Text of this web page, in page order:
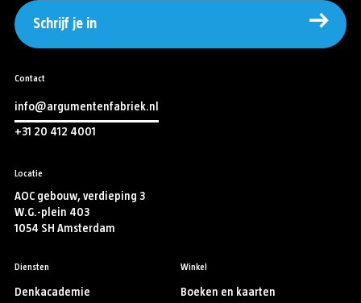
Schrijf je in
Contact
info@argumentenfabriek.nl
+31 20 412 4001
Locatie
AOC gebouw, verdieping 3
W.G.-plein 403
1054 SH Amsterdam
Diensten
Denkacademie
Winkel
Boeken en kaarten